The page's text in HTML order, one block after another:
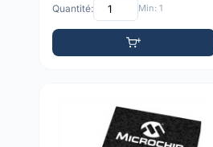
Quantité: Min: 1